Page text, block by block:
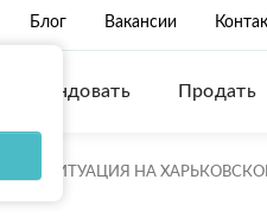
Блог Вакансии
Арендовать Продать
СИТУАЦИЯ НА